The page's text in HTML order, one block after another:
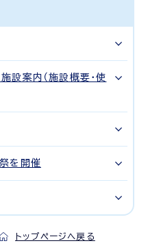
設案内（施設概要・使
を開催
トップページへ戻る